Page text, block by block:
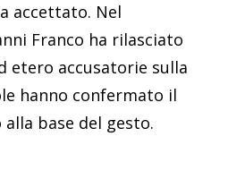
accettato. Nel
Franco ha rilasciato
etero accusatorie sulla
hanno confermato il
base del gesto.